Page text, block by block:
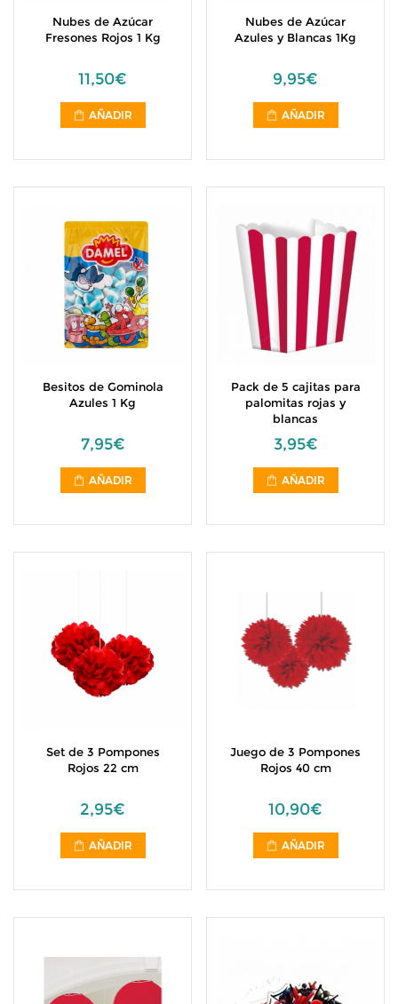
Nubes de Azúcar
Fresones Rojos 1 Kg
11,50€
AÑADIR
Nubes de Azúcar
Azules y Blancas 1Kg
9,95€
AÑADIR
Besitos de Gominola
Azules 1 Kg
7,95€
AÑADIR
Pack de 5 cajitas para
palomitas rojas y
blancas
3,95€
AÑADIR
Set de 3 Pompones
Rojos 22 cm
2,95€
AÑADIR
Juego de 3 Pompones
Rojos 40 cm
10,90€
AÑADIR